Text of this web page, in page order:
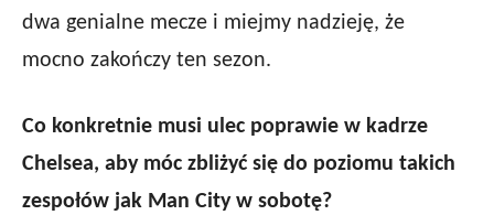
dwa genialne mecze i miejmy nadzieję, że
mocno zakończy ten sezon.
Co konkretnie musi ulec poprawie w kadrze
Chelsea, aby móc zbliżyć się do poziomu takich
zespołów jak Man City w sobotę?